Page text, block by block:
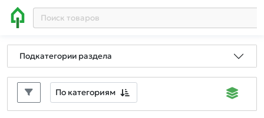
Подкатегории раздела
По категориям